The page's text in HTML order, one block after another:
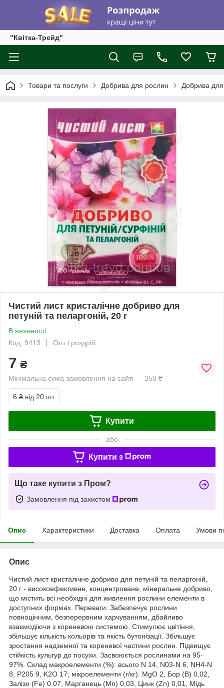
"Квітка-Трейд"
Товари та послуги Добрива для рослин Добрива для
Чистий лист кристалічне добриво для
петуній та пеларгоній, 20 г
В наявності
Код: 9413
Опт і роздріб
7 ₴
Мінімальна сума замовлення на сайті — 350 ₴
6 ₴ від 20 шт.
Купити
або
Купити з
Що таке купити з Пром?
Замовлення під захистом
Опис Характеристики Доставка Оплата Умови
Опис
Чистий лист кристалічне добриво для петуній та пеларгоній,
20 г - високоефективне, концентроване, мінеральне добриво,
що містить всі необхідні для живлення рослини елементи в
доступних формах. Переваги: Забезпечує рослини
повноцінним, безперервним харчуванням, дбайливо
взаємодіючи з кореневою системою. Стимулює цвітіння,
збільшує кількість кольорів та якість бутонізації. Збільшує
зростання надземної та кореневої частини рослин. Підвищує
стійкість культур до посухи. Засвоюється рослинами на 95-
97%. Склад макроелементи (%): всього N 14, N03-N 6, NH4-N
8, P205 9, K2O 17; мікроелементи (г/кг): MgO 2, Бор (B) 0,02,
Залізо (Fe) 0,07, Марганець (Mn) 0,03, Цинк (Zn) 0,01, Мідь